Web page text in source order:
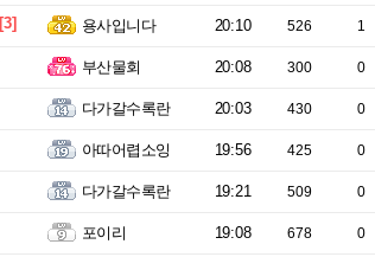
[3] 용사입니다 20:10 526 1
부산물회 20:08 300 0
다가갈수록란 20:03 430 0
아따어렵소잉 19:56 425 0
다가갈수록란 19:21 509 0
포이리 19:08 678 0